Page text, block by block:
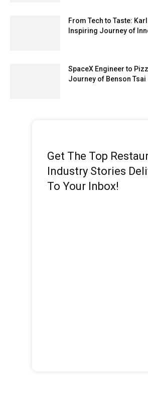
From Tech to Taste:
Inspiring Journey of
SpaceX Engineer to
Journey of Benson Tsai
Get The Top
Industry Stories
To Your Inbox!